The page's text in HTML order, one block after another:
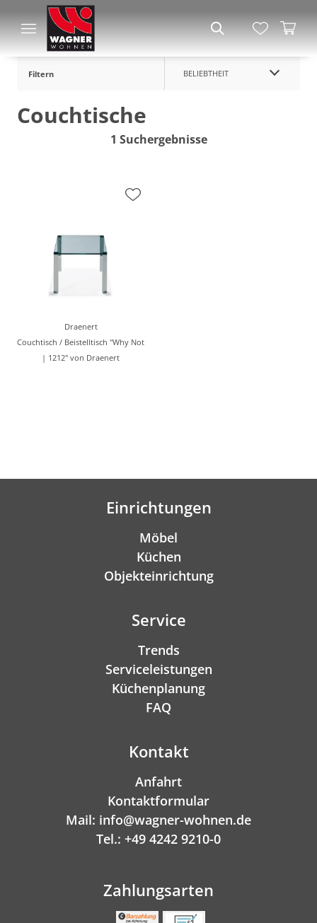
Filtern BELIEBTHEIT
Couchtische
1 Suchergebnisse
Draenert
Couchtisch / Beistelltisch "Why Not
| 1212" von Draenert
Einrichtungen
Möbel
Küchen
Objekteinrichtung
Service
Trends
Serviceleistungen
Küchenplanung
FAQ
Kontakt
Anfahrt
Kontaktformular
Mail: info@wagner-wohnen.de
Tel.: +49 4242 9210-0
Zahlungsarten